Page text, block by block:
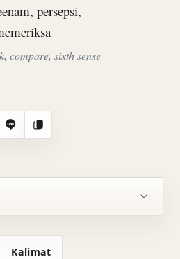
persepsi,
compare, sixth sense
Line Salin
Kalimat